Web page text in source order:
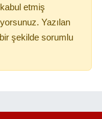
kabul etmiş
Yazılan
şekilde sorumlu